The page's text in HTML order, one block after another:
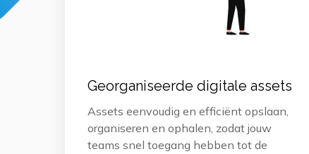
Georganiseerde digitale assets
Assets eenvoudig en efficiënt opslaan,
organiseren en ophalen, zodat jouw
teams snel toegang hebben tot de